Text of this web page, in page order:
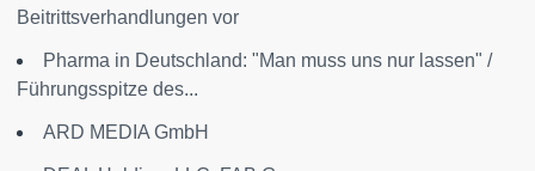
Beitrittsverhandlungen vor
Pharma in Deutschland: "Man muss uns nur lassen" /
Führungsspitze des...
ARD MEDIA GmbH